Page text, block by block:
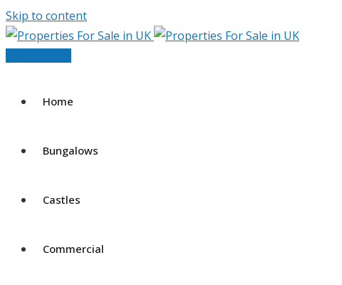
Skip to content
Home
Bungalows
Castles
Commercial